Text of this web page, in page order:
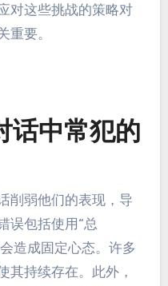
对这些挑战的策略对
重要。
中常犯的